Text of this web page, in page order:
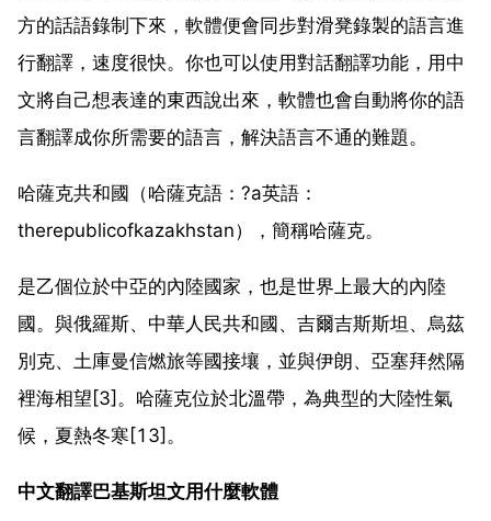
方的話語錄制下來，軟體便會同步對滑凳錄製的語言進
行翻譯，速度很快。你也可以使用對話翻譯功能，用中
文將自己想表達的東西說出來，軟體也會自動將你的語
言翻譯成你所需要的語言，解決語言不通的難題。
哈薩克共和國（哈薩克語：?а英語：
therepublicofkazakhstan），簡稱哈薩克。
是乙個位於中亞的內陸國家，也是世界上最大的內陸
國。與俄羅斯、中華人民共和國、吉爾吉斯斯坦、烏茲
別克、土庫曼信燃旅等國接壤，並與伊朗、亞塞拜然隔
裡海相望[3]。哈薩克位於北溫帶，為典型的大陸性氣
候，夏熱冬寒[13]。
中文翻譯巴基斯坦文用什麼軟體